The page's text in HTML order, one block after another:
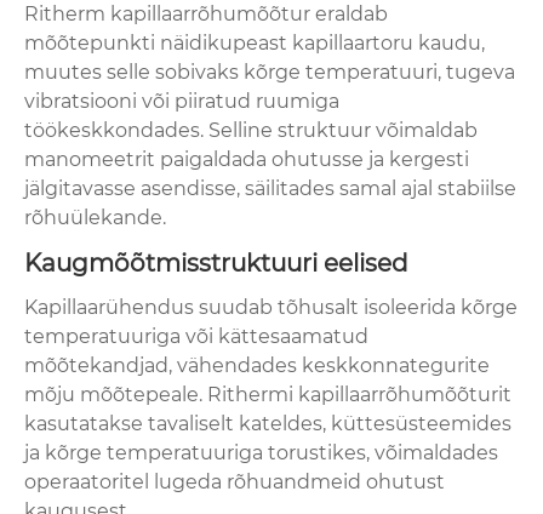
Ritherm kapillaarrõhumõõtur eraldab
mõõtepunkti näidikupeast kapillaartoru kaudu,
muutes selle sobivaks kõrge temperatuuri, tugeva
vibratsiooni või piiratud ruumiga
töökeskkondades. Selline struktuur võimaldab
manomeetrit paigaldada ohutusse ja kergesti
jälgitavasse asendisse, säilitades samal ajal stabiilse
rõhuülekande.
Kaugmõõtmisstruktuuri eelised
Kapillaarühendus suudab tõhusalt isoleerida kõrge
temperatuuriga või kättesaamatud
mõõtekandjad, vähendades keskkonnategurite
mõju mõõtepeale. Rithermi kapillaarrõhumõõturit
kasutatakse tavaliselt kateldes, küttesüsteemides
ja kõrge temperatuuriga torustikes, võimaldades
operaatoritel lugeda rõhuandmeid ohutust